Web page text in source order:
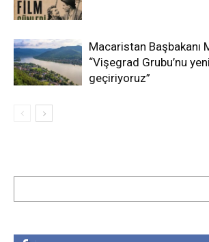
Macaristan Başbakanı
“Vişegrad Grubu’nu
geçiriyoruz”